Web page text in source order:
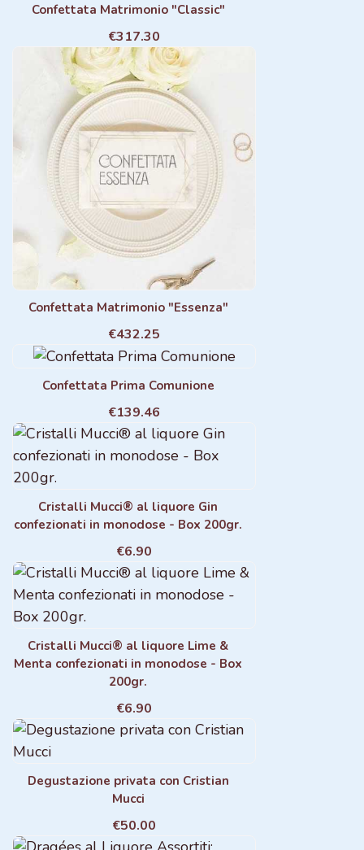
Confettata Matrimonio "Classic"
€317.30
Confettata Matrimonio "Essenza"
€432.25
Confettata Prima Comunione
€139.46
Cristalli Mucci® al liquore Gin
confezionati in monodose - Box 200gr.
€6.90
Cristalli Mucci® al liquore Lime &
Menta confezionati in monodose - Box
200gr.
€6.90
Degustazione privata con Cristian
Mucci
€50.00